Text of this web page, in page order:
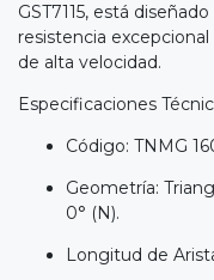
GST7115, está
resistencia
de alta velocidad.
Especificaciones
Código: TNMG
Geometría:
0° (N).
Longitud de